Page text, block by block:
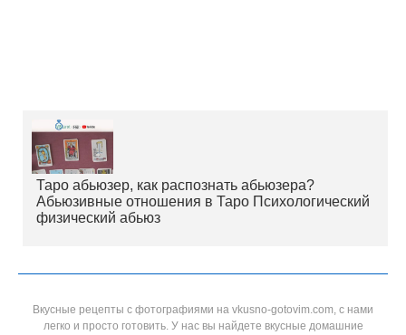
Таро абьюзер, как распознать абьюзера?
Абьюзивные отношения в Таро Психологический
физический абьюз
Вкусные рецепты с фотографиями на vkusno-gotovim.com, с нами
легко и просто готовить. У нас вы найдете вкусные домашние